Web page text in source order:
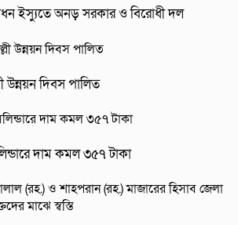
ইস্যুতে অনড় সরকার ও বিরোধী দল
উন্নয়ন দিবস পালিত
দাম কমল ৩৫৭ টাকা